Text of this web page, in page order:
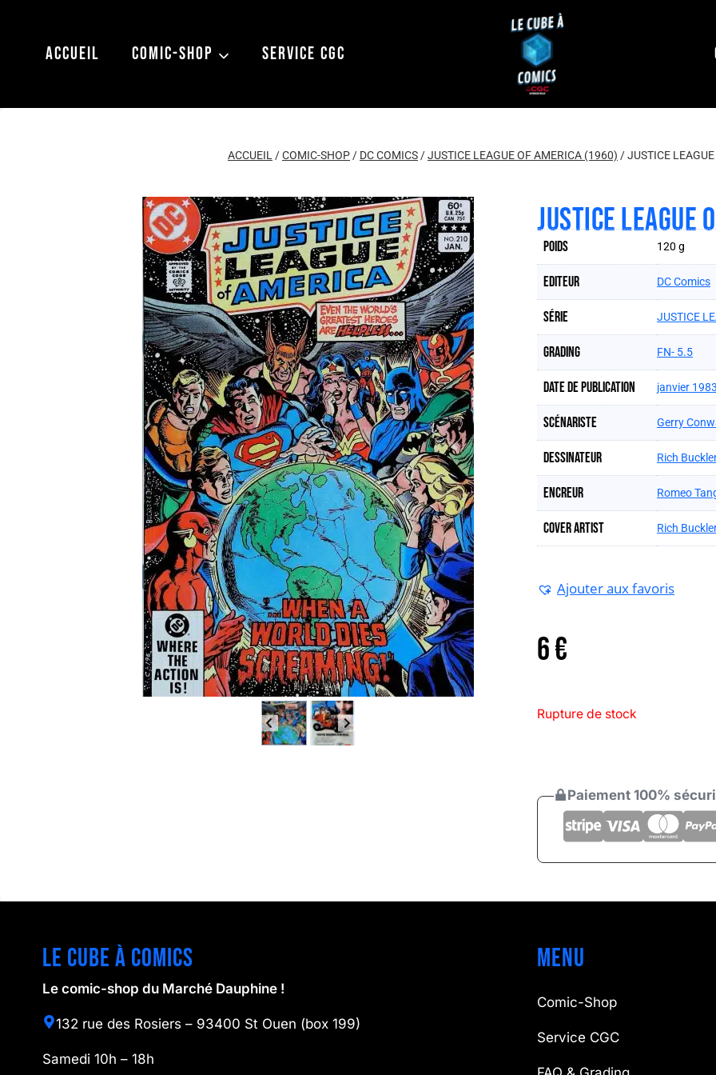
contenuACCUEIL COMIC-SHOP SERVICE CGC
ACCUEIL/COMIC-SHOP/ DC COMICS/JUSTICE LEAGUE OF AMERICA (1960) /JUSTICE
JUSTICE
Poids 120 g
Editeur DC Comics
Série JUSTICE
Grading FN- 5.5
Date de publication janvier 1983
Scénariste Gerry
Dessinateur Rich
Encreur Romeo
Cover artist Rich
Ajouter aux favoris
6€
Rupture de stock
Paiement 100%
Le cube à comics
Le comic-shop du Marché Dauphine !
132 rue des Rosiers – 93400 St Ouen (box 199)
Samedi 10h – 18h
Menu
Comic-Shop
Service CGC